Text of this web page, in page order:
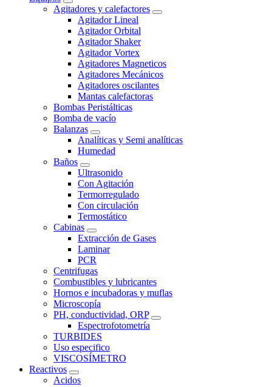
Agitadores y calefactores
Agitador Lineal
Agitador Orbital
Agitador Shaker
Agitador Vortex
Agitadores Magneticos
Agitadores Mecánicos
Agitadores oscilantes
Mantas calefactoras
Bombas Peristálticas
Bomba de vacío
Balanzas
Analíticas y Semi analíticas
Humedad
Baños
Ultrasonido
Con Agitación
Termorregulado
Con circulación
Termostático
Cabinas
Extracción de Gases
Laminar
PCR
Centrifugas
Combustibles y lubricantes
Hornos e incubadoras y muflas
Microscopía
PH, conductividad, ORP
Espectrofotometría
TURBIDES
Uso especifico
VISCOSÍMETRO
Reactivos
Acidos